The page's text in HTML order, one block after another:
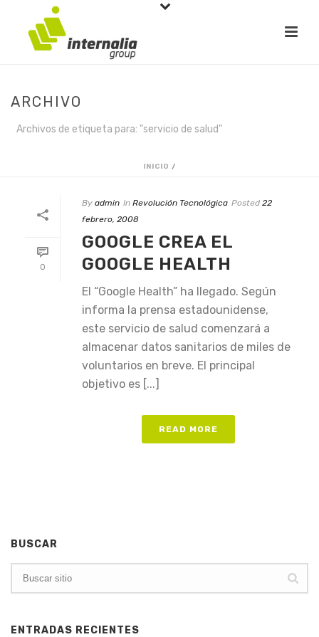
ARCHIVO
Archivos de etiqueta para: "servicio de salud"
INICIO /
0
By admin In Revolución Tecnológica Posted 22
febrero, 2008
GOOGLE CREA EL
GOOGLE HEALTH
El “Google Health” ha llegado. Según
informa la prensa estadounidense,
este servicio de salud comenzará a
almacenar datos sanitarios de miles de
voluntarios en breve. El principal
objetivo es [...]
READ MORE
BUSCAR
ENTRADAS RECIENTES